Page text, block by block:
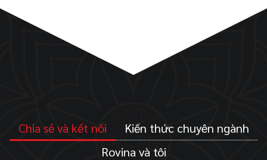
Chia sẻ và kết nối
Kiến thức chuyên ngành
Rovina và tôi